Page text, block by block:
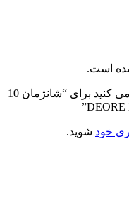
است.
اولین نفری باشید که دیدگاهی را ارسال می کنید برای “شانژمان 10
خود شوید.